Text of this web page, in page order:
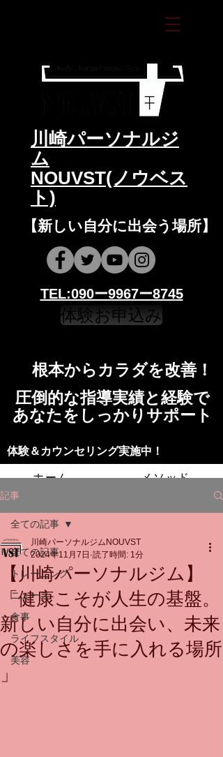
​川崎パーソナルジ
ム
NOUVST(ノウベス
ト)
​​【新しい自分に出会う場所】
​​TEL:090ー9967ー8745
体験お申込み
​根本からカラダを改善！​​
​​圧倒的な指導実績と経験で
​あなたをしっかりサポート
​​​体験＆カウンセリング実施中！
ホーム メソッド
トレーニングの流れ 施設
スタッフ よくある質問 料金
お問い合わせ
記事
全ての記事
トレーニング
ニュース
食事
ライフスタイル
美容
全ての記事
【川崎パーソナルジム】
「健康こそが人生の基盤。
新しい自分に出会い、未来
の楽しさを手に入れる場所
」
川崎パーソナルジムNOUVST
2024年11月7日 読了時間: 1分